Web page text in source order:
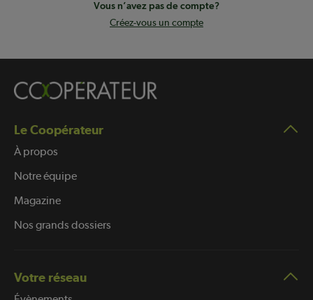
Vous n’avez pas de compte?
Créez-vous un compte
Le Coopérateur
À propos
Notre équipe
Magazine
Nos grands dossiers
Votre réseau